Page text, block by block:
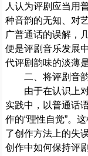
人认为评剧应当用
种音韵的无知、对
广普通话的误解，
便是评剧音乐发展
代评剧韵味的淡薄
二、将评剧音
由于在认识上
实践中，以普通话
作的“理性自觉”。
了创作方法上的失
创作中如何保持评